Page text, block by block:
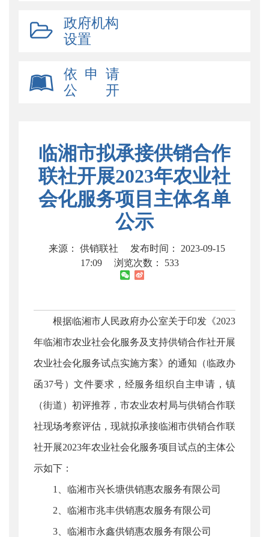
政府机构
设置
依 申 请
公 开
临湘市拟承接供销合作
联社开展2023年农业社
会化服务项目主体名单
公示
来源： 供销联社
发布时间： 2023-09-15
17:09
浏览次数： 533
根据临湘市人民政府办公室关于印发《2023
年临湘市农业社会化服务及支持供销合作社开展
农业社会化服务试点实施方案》的通知（临政办
函37号）文件要求，经服务组织自主申请，镇
（街道）初评推荐，市农业农村局与供销合作联
社现场考察评估，现就拟承接临湘市供销合作联
社开展2023年农业社会化服务项目试点的主体公
示如下：
1、临湘市兴长塘供销惠农服务有限公司
2、临湘市兆丰供销惠农服务有限公司
3、临湘市永鑫供销惠农服务有限公司